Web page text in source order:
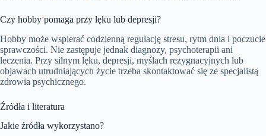
Czy hobby pomaga przy lęku lub depresji?
Hobby może wspierać codzienną regulację stresu, rytm dnia i poczucie
sprawczości. Nie zastępuje jednak diagnozy, psychoterapii ani
leczenia. Przy silnym lęku, depresji, myślach rezygnacyjnych lub
objawach utrudniających życie trzeba skontaktować się ze specjalistą
zdrowia psychicznego.
Źródła i literatura
Jakie źródła wykorzystano?